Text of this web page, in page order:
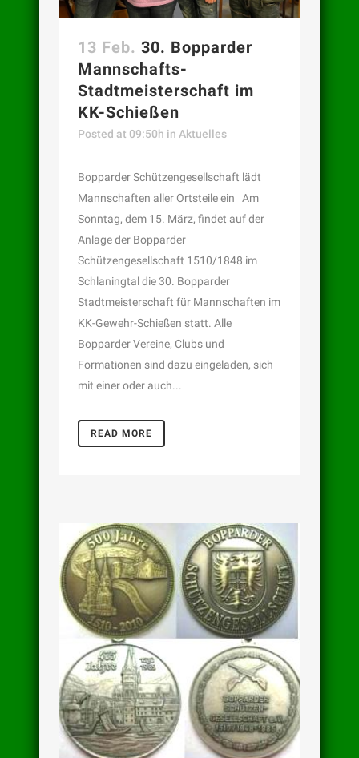
13 Feb. 30. Bopparder
Mannschafts-
Stadtmeisterschaft im
KK-Schießen
Posted at 09:50h in Aktuelles
Bopparder Schützengesellschaft lädt
Mannschaften aller Ortsteile ein Am
Sonntag, dem 15. März, findet auf der
Anlage der Bopparder
Schützengesellschaft 1510/1848 im
Schlaningtal die 30. Bopparder
Stadtmeisterschaft für Mannschaften im
KK-Gewehr-Schießen statt. Alle
Bopparder Vereine, Clubs und
Formationen sind dazu eingeladen, sich
mit einer oder auch...
READ MORE